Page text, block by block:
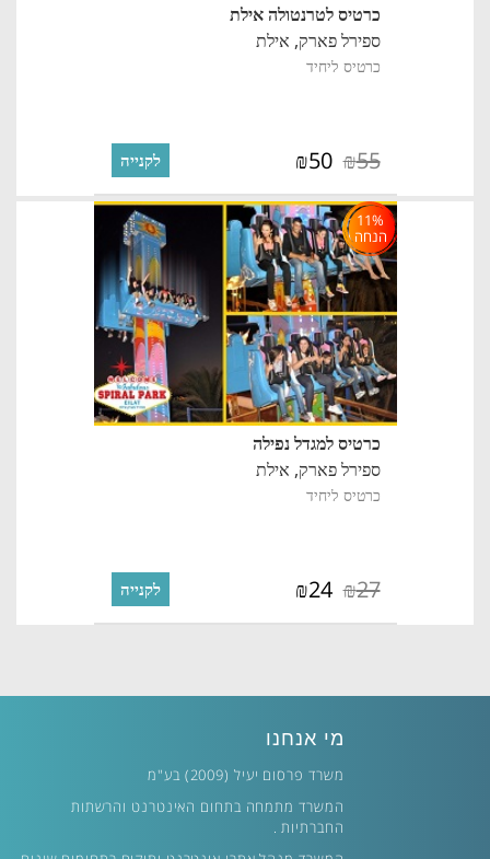
כרטיס לטרנטולה אילת
ספירל פארק, אילת
כרטיס ליחיד
₪55
₪50 לקנייה
11%
הנחה
כרטיס למגדל נפילה
ספירל פארק, אילת
כרטיס ליחיד
₪27
₪24 לקנייה
מי אנחנו
משרד פרסום יעיל (2009) בע"מ
המשרד מתמחה בתחום האינטרנט והרשתות
החברתיות .